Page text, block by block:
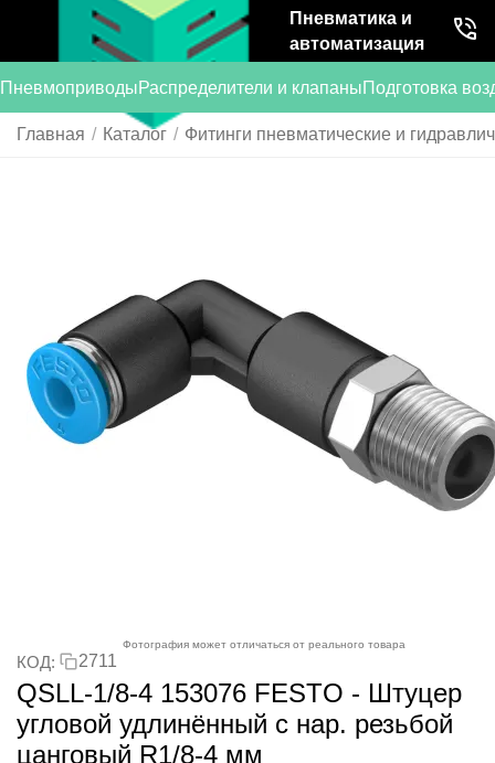
Пневматика и
автоматизация
ПневмоприводыРаспределители и клапаныПодготовка
Главная / Каталог / Фитинги пневматические и
Фотография может отличаться от реального товара
КОД: 2711
QSLL-1/8-4 153076 FESTO - Штуцер
угловой удлинённый с нар. резьбой
цанговый R1/8-4 мм